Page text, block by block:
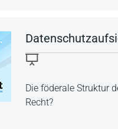
Die föderale Struktur
Recht?